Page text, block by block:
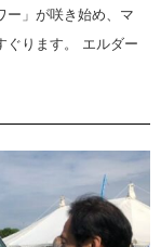
ー」が咲き始め、マ
ぐります。 エルダー